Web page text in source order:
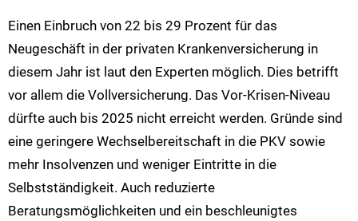
Einen Einbruch von 22 bis 29 Prozent für das
Neugeschäft in der privaten Krankenversicherung in
diesem Jahr ist laut den Experten möglich. Dies betrifft
vor allem die Vollversicherung. Das Vor-Krisen-Niveau
dürfte auch bis 2025 nicht erreicht werden. Gründe sind
eine geringere Wechselbereitschaft in die PKV sowie
mehr Insolvenzen und weniger Eintritte in die
Selbstständigkeit. Auch reduzierte
Beratungsmöglichkeiten und ein beschleunigtes